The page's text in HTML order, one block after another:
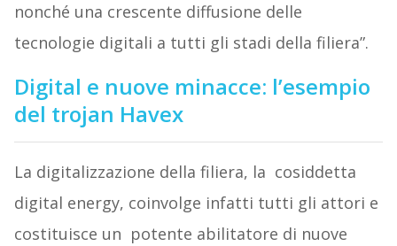
nonché una crescente diffusione delle
tecnologie digitali a tutti gli stadi della filiera”.
Digital e nuove minacce: l’esempio
del trojan Havex
La digitalizzazione della filiera, la cosiddetta
digital energy, coinvolge infatti tutti gli attori e
costituisce un potente abilitatore di nuove